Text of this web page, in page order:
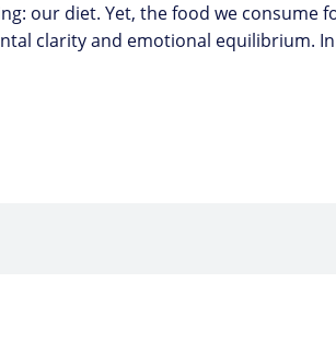
our diet. Yet, the food we
clarity and emotional equilibrium.